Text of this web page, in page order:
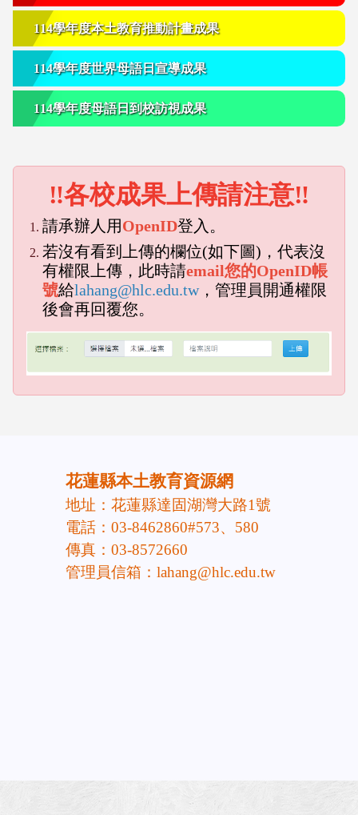
114學年度本土教育推動計畫成果
114學年度世界母語日宣導成果
114學年度母語日到校訪視成果
‼各校成果上傳請注意‼
請承辦人用OpenID登入。
若沒有看到上傳的欄位(如下圖)，代表沒
有權限上傳，此時請email您的OpenID帳
號給lahang@hlc.edu.tw，管理員開通權限
後會再回覆您。
empty head
頁尾區域內容
花蓮縣本土教育資源網
地址：花蓮縣達固湖灣大路1號
電話：03-8462860#573、580
傳真：03-8572660
管理員信箱：lahang@hlc.edu.tw